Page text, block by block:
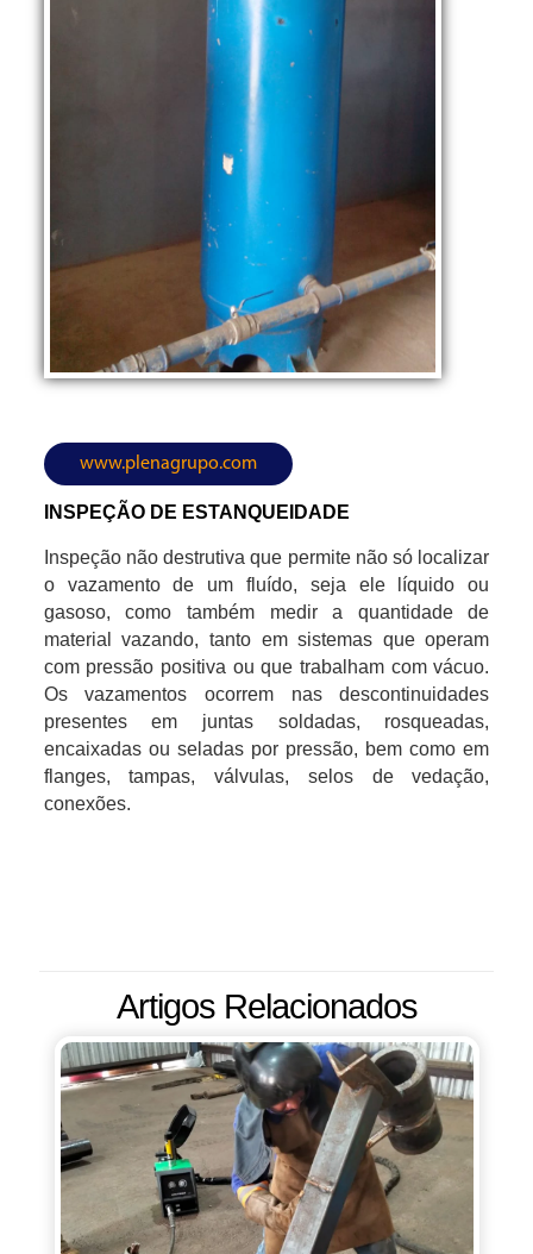
www.plenagrupo.com
INSPEÇÃO DE ESTANQUEIDADE
Inspeção não destrutiva que permite não só localizar
o vazamento de um fluído, seja ele líquido ou
gasoso, como também medir a quantidade de
material vazando, tanto em sistemas que operam
com pressão positiva ou que trabalham com vácuo.
Os vazamentos ocorrem nas descontinuidades
presentes em juntas soldadas, rosqueadas,
encaixadas ou seladas por pressão, bem como em
flanges, tampas, válvulas, selos de vedação,
conexões.
Artigos Relacionados